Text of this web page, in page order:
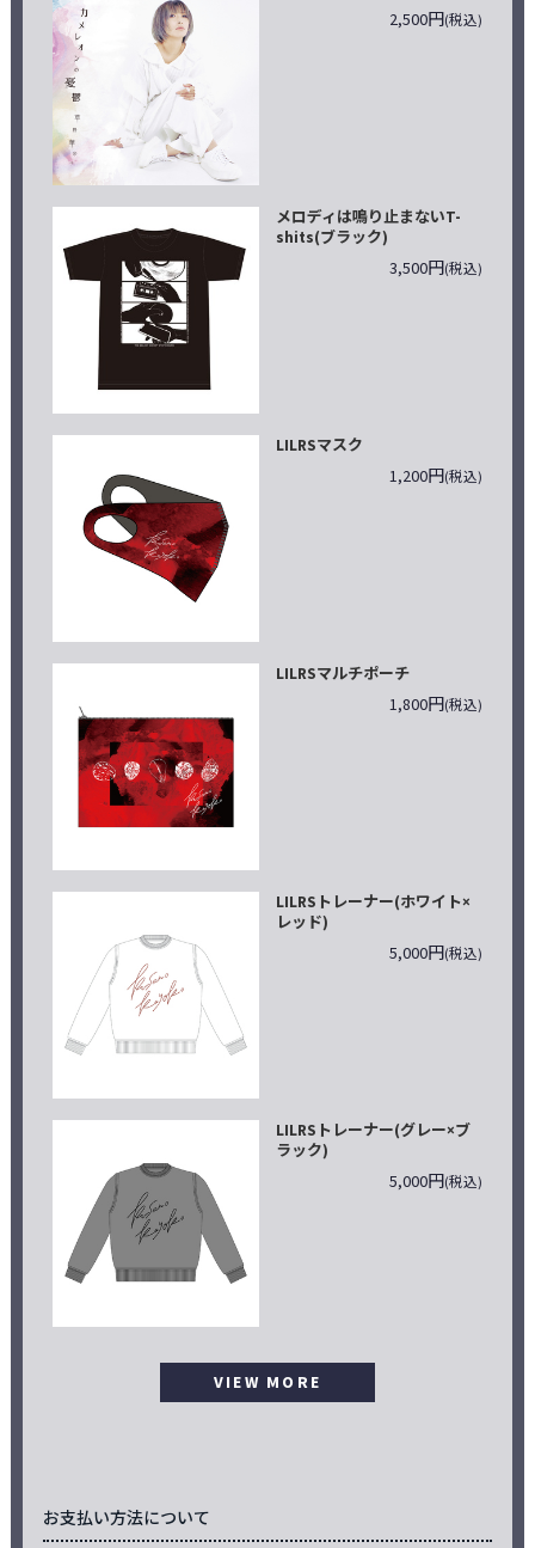
2,500円(税込)
メロディは鳴り止まないT-
shits(ブラック)
3,500円(税込)
LILRSマスク
1,200円(税込)
LILRSマルチポーチ
1,800円(税込)
LILRSトレーナー(ホワイト×
レッド)
5,000円(税込)
LILRSトレーナー(グレー×ブ
ラック)
5,000円(税込)
VIEW MORE
お支払い方法について